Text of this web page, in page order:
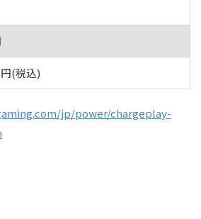
(税込)
jp/power/chargeplay-